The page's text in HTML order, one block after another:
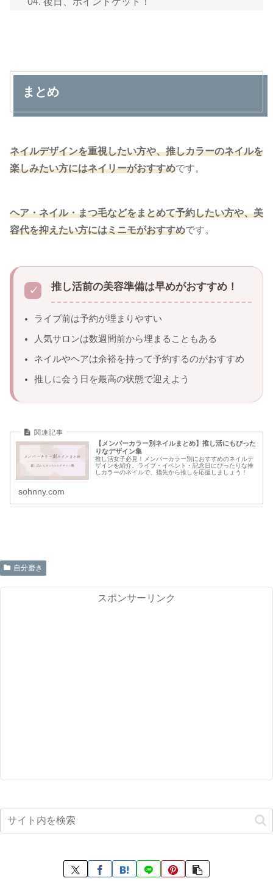
まとめ
ネイルデザインを重視したい方や、推しカラーのネイルを
楽しみたい方にはネイリーがおすすめです。
ヘア・ネイル・まつ毛などをまとめて予約したい方や、美
容代を抑えたい方にはミニモがおすすめです。
推し活前の美容準備は早めがおすすめ！
ライブ前は予約が埋まりやすい
人気サロンは数週間前から埋まることもある
ネイルやヘアは余裕を持って予約するのがおすすめ
推しに会う日を最高の状態で迎えよう
【メンバーカラー別ネイルまとめ】推し活にもぴった
りなデザイン集
推し活女子必見！メンバーカラー別におすすめのネイルデ
ザインを紹介。ライブ・イベント・記念日にぴったりな推
しカラーのネイルで、指先から推しを応援しましょう！
sohnny.com
自分磨き
スポンサーリンク